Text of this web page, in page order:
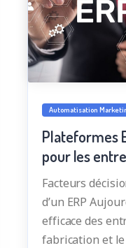
Automatisation
Plateformes
pour les
Facteurs
d’un ERP
efficace des
fabrication et